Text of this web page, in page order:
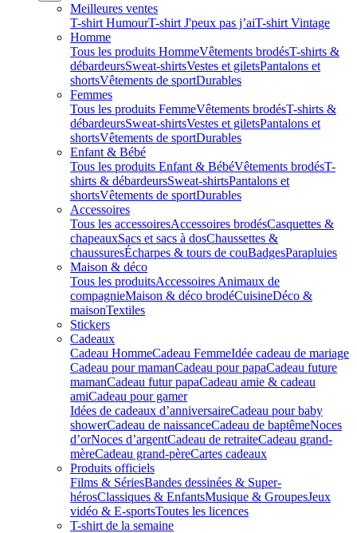
Meilleures ventes
T-shirt HumourT-shirt J'peux pas j’aiT-shirt Vintage
Homme
Tous les produits HommeVêtements brodésT-shirts &
débardeursSweat-shirtsVestes et giletsPantalons et
shortsVêtements de sportDurables
Femmes
Tous les produits FemmeVêtements brodésT-shirts &
débardeursSweat-shirtsVestes et giletsPantalons et
shortsVêtements de sportDurables
Enfant & Bébé
Tous les produits Enfant & BébéVêtements brodésT-
shirts & débardeursSweat-shirtsPantalons et
shortsVêtements de sportDurables
Accessoires
Tous les accessoiresAccessoires brodésCasquettes &
chapeauxSacs et sacs à dosChaussettes &
chaussuresÉcharpes & tours de couBadgesParapluies
Maison & déco
Tous les produitsAccessoires Animaux de
compagnieMaison & déco brodéCuisineDéco &
maisonTextiles
Stickers
Cadeaux
Cadeau HommeCadeau FemmeIdée cadeau de mariage​
Cadeau pour mamanCadeau pour papaCadeau future
mamanCadeau futur papaCadeau amie & cadeau
amiCadeau pour gamer
Idées de cadeaux d’anniversaireCadeau pour baby
showerCadeau de naissanceCadeau de baptêmeNoces
d’orNoces d’argentCadeau de retraiteCadeau grand-
mèreCadeau grand-pèreCartes cadeaux
Produits officiels
Films & SériesBandes dessinées & Super-
hérosClassiques & EnfantsMusique & GroupesJeux
vidéo & E-sportsToutes les licences
T-shirt de la semaine